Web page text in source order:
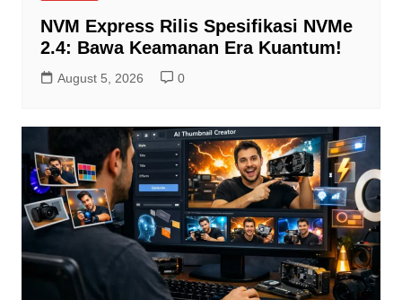
NVM Express Rilis Spesifikasi NVMe
2.4: Bawa Keamanan Era Kuantum!
August 5, 2026 0